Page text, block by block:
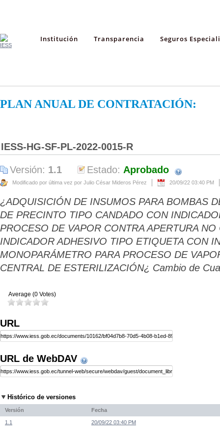
Institución Transparencia Seguros
PLAN ANUAL DE CONTRATACIÓN:
IESS-HG-SF-PL-2022-0015-R
Versión: 1.1 Estado: Aprobado
Modificado por última vez por Julio César Mideros Pérez 20/09/22 03:40 PM
¿ADQUISICIÓN DE INSUMOS PARA BOMBAS
DE PRECINTO TIPO CANDADO CON
PROCESO DE VAPOR CONTRA APERTURA
INDICADOR ADHESIVO TIPO ETIQUETA CON
MONOPARÁMETRO PARA PROCESO DE
CENTRAL DE ESTERILIZACIÓN¿ Cambio de
Average (0 Votes)
URL
URL de WebDAV
Histórico de versiones
Versión Fecha
1.1 20/09/22 03:40 PM